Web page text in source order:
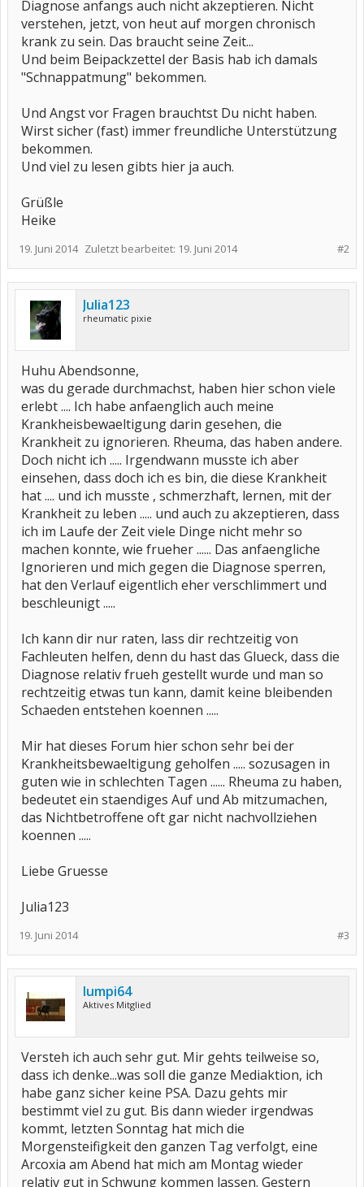
Diagnose anfangs auch nicht akzeptieren. Nicht
verstehen, jetzt, von heut auf morgen chronisch
krank zu sein. Das braucht seine Zeit...
Und beim Beipackzettel der Basis hab ich damals
"Schnappatmung" bekommen.
Und Angst vor Fragen brauchtst Du nicht haben.
Wirst sicher (fast) immer freundliche Unterstützung
bekommen.
Und viel zu lesen gibts hier ja auch.
Grüßle
Heike
#2
19. Juni 2014 Zuletzt bearbeitet: 19. Juni 2014
Julia123
rheumatic pixie
Huhu Abendsonne,
was du gerade durchmachst, haben hier schon viele
erlebt .... Ich habe anfaenglich auch meine
Krankheisbewaeltigung darin gesehen, die
Krankheit zu ignorieren. Rheuma, das haben andere.
Doch nicht ich ..... Irgendwann musste ich aber
einsehen, dass doch ich es bin, die diese Krankheit
hat .... und ich musste , schmerzhaft, lernen, mit der
Krankheit zu leben ..... und auch zu akzeptieren, dass
ich im Laufe der Zeit viele Dinge nicht mehr so
machen konnte, wie frueher ...... Das anfaengliche
Ignorieren und mich gegen die Diagnose sperren,
hat den Verlauf eigentlich eher verschlimmert und
beschleunigt .....
Ich kann dir nur raten, lass dir rechtzeitig von
Fachleuten helfen, denn du hast das Glueck, dass die
Diagnose relativ frueh gestellt wurde und man so
rechtzeitig etwas tun kann, damit keine bleibenden
Schaeden entstehen koennen .....
Mir hat dieses Forum hier schon sehr bei der
Krankheitsbewaeltigung geholfen ..... sozusagen in
guten wie in schlechten Tagen ...... Rheuma zu haben,
bedeutet ein staendiges Auf und Ab mitzumachen,
das Nichtbetroffene oft gar nicht nachvollziehen
koennen .....
Liebe Gruesse
Julia123
#3
19. Juni 2014
lumpi64
Aktives Mitglied
Versteh ich auch sehr gut. Mir gehts teilweise so,
dass ich denke...was soll die ganze Mediaktion, ich
habe ganz sicher keine PSA. Dazu gehts mir
bestimmt viel zu gut. Bis dann wieder irgendwas
kommt, letzten Sonntag hat mich die
Morgensteifigkeit den ganzen Tag verfolgt, eine
Arcoxia am Abend hat mich am Montag wieder
relativ gut in Schwung kommen lassen. Gestern